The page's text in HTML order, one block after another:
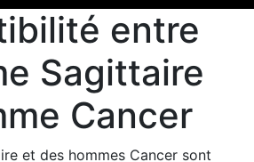
entre
Sagittaire
Cancer
et des hommes Cancer sont